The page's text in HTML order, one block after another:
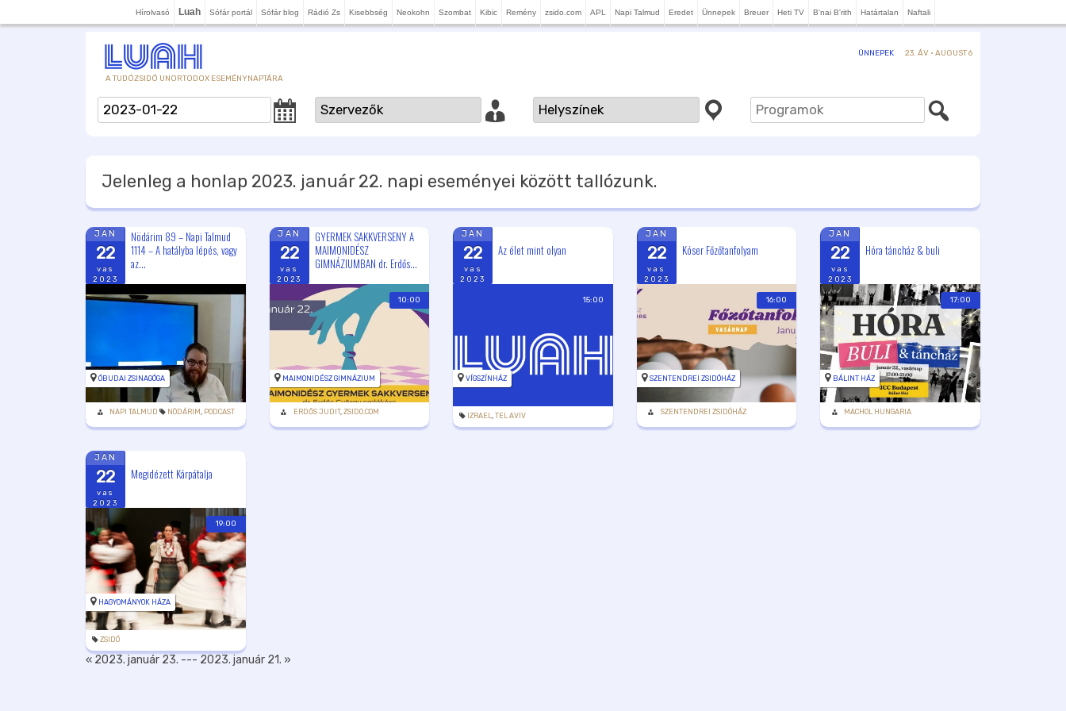
Hírolvasó Luah Sófár portál Sófár blog Rádió Zs Kisebbség Neokohn Szombat Kibic Remény zsido.com APL Napi Talmud Eredet Ünnepek Breuer Heti TV B'nai B'rith Határtalan Naftali
A TUDÓZSIDÓ UNORTODOX ESEMÉNYNAPTÁRA
ÜNNEPEK 23. ÁV · AUGUST 6
Jelenleg a honlap 2023. január 22. napi eseményei között tallózunk.
JAN
22
vas
2023
Nödárim 89 – Napi Talmud
1114 – A hatályba lépés, vagy
az...
ÓBUDAI ZSINAGÓGA
NAPI TALMUD NÖDÁRIM PODCAST
JAN
22
vas
2023
GYERMEK SAKKVERSENY A
MAIMONIDÉSZ
GIMNÁZIUMBAN dr. Erdős...
10:00
MAIMONIDÉSZ GIMNÁZIUM
ERDŐS JUDIT, ZSIDO.COM
JAN
22
vas
2023
Az élet mint olyan
15:00
VÍGSZÍNHÁZ
IZRAEL ,TEL AVIV
JAN
22
vas
2023
Kóser Főzőtanfolyam
16:00
SZENTENDREI ZSIDÓHÁZ
SZENTENDREI ZSIDÓHÁZ
JAN
22
vas
2023
Hóra táncház & buli
17:00
BÁLINT HÁZ
MACHOL HUNGARIA
JAN
22
vas
2023
Megidézett Kárpátalja
19:00
HAGYOMÁNYOK HÁZA
ZSIDÓ
« 2023. január 23. --- 2023. január 21. »